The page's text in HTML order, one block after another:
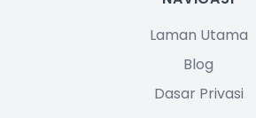
Laman Utama
Blog
Dasar Privasi